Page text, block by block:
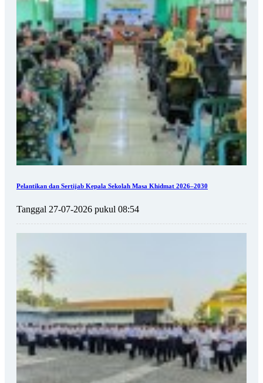
Pelantikan dan Sertijab Kepala Sekolah Masa Khidmat 2026–2030
Tanggal 27-07-2026 pukul 08:54